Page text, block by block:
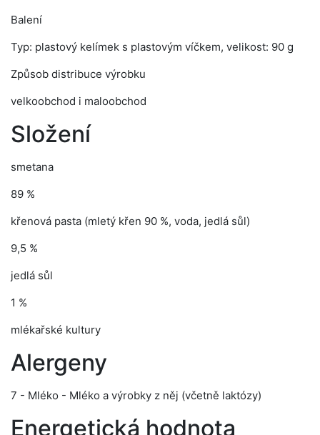
Balení
Typ: plastový kelímek s plastovým víčkem, velikost: 90 g
Způsob distribuce výrobku
velkoobchod i maloobchod
Složení
smetana
89 %
křenová pasta (mletý křen 90 %, voda, jedlá sůl)
9,5 %
jedlá sůl
1 %
mlékařské kultury
Alergeny
7 - Mléko - Mléko a výrobky z něj (včetně laktózy)
Energetická hodnota